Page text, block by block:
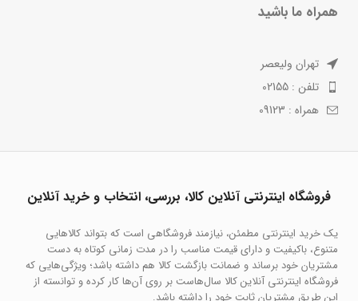
همراه ما باشید
تهران ولیعصر
تلفن : 02155
همراه : 09123
فروشگاه اینترنتی آنلاین کالا، بررسی، انتخاب و خرید آنلاین
یک خرید اینترنتی مطمئن، نیازمند فروشگاهی است که بتواند کالاهایی
متنوع، باکیفیت و دارای قیمت مناسب را در مدت زمانی کوتاه به دست
مشتریان خود برساند و ضمانت بازگشت کالا هم داشته باشد؛ ویژگی‌هایی که
فروشگاه اینترنتی آنلاین کالا سال‌هاست بر روی آن‌ها کار کرده و توانسته از
این طریق مشتریان ثابت خود را داشته باشد.